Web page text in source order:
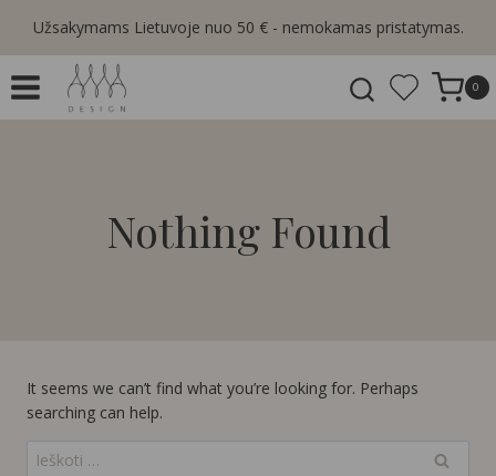
content
Užsakymams Lietuvoje nuo 50 € - nemokamas pristatymas.
0
Nothing Found
It seems we can’t find what you’re looking for. Perhaps
searching can help.
Ieškoti: